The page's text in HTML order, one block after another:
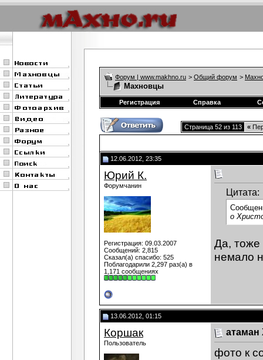
Форум | www.makhno.ru > Общий форум >
Махновцы
Регистрация Справка
Страница 52 из 113 «
12.06.2012, 23:35
Юрий К.
Форумчанин
Регистрация: 09.03.2007
Сообщений: 2,815
Сказал(а) спасибо: 525
Поблагодарили 2,297 раз(а) в
1,171 сообщениях
Цитата:
о
Да, тоже
немало
13.06.2012, 01:15
Коршак
Пользователь
фото к